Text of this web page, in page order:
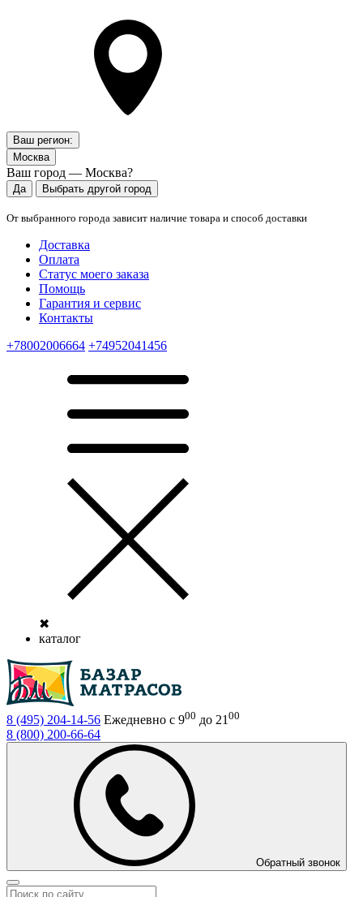
Ваш регион:
Москва
Ваш город — Москва?
Да Выбрать другой город
От выбранного города зависит наличие товара и способ доставки
Доставка
Оплата
Статус моего заказа
Помощь
Гарантия и сервис
Контакты
+78002006664 +74952041456
✖
каталог
8 (495) 204-14-56 Ежедневно с 900 до 21 00
8 (800) 200-66-64
Обратный звонок